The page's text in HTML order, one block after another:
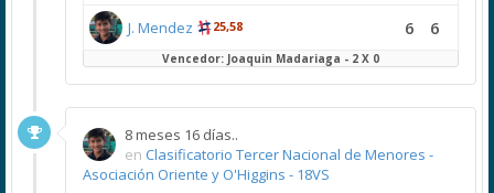
J. Mendez 25,58 6 6
Vencedor: Joaquin Madariaga - 2 X 0
8 meses 16 días..
en Clasificatorio Tercer Nacional de Menores -
Asociación Oriente y O'Higgins - 18VS